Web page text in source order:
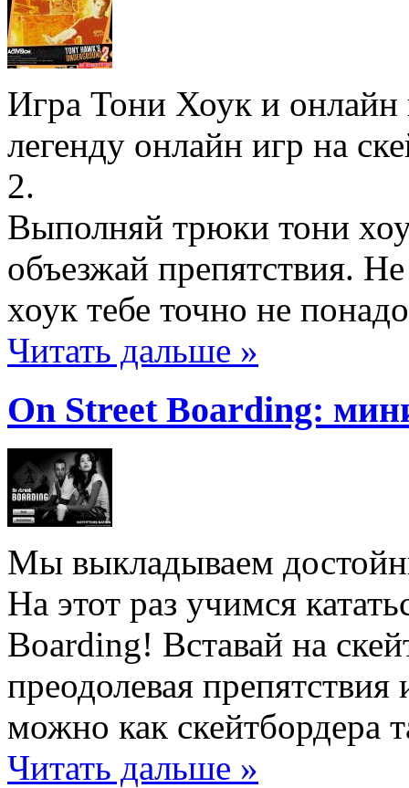
Игра Тони Хоук и онлайн
легенду онлайн игр на
2.
Выполняй трюки тони
объезжай препятствия.
хоук тебе точно не
Читать дальше »
On Street Boarding:
Мы выкладываем
На этот раз учимся
Boarding! Вставай на
преодолевая
можно как скейтбордера
Читать дальше »